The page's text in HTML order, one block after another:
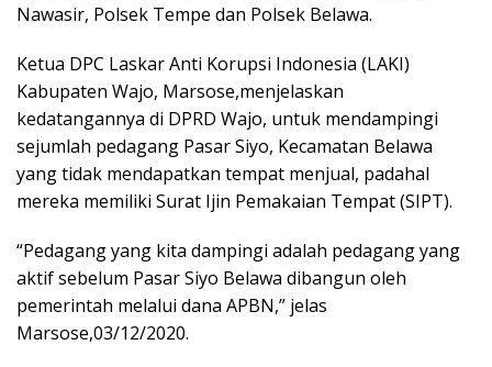
Nawasir, Polsek Tempe dan Polsek Belawa.
Ketua DPC Laskar Anti Korupsi Indonesia (LAKI)
Kabupaten Wajo, Marsose,menjelaskan
kedatangannya di DPRD Wajo, untuk mendampingi
sejumlah pedagang Pasar Siyo, Kecamatan Belawa
yang tidak mendapatkan tempat menjual, padahal
mereka memiliki Surat Ijin Pemakaian Tempat (SIPT).
“Pedagang yang kita dampingi adalah pedagang yang
aktif sebelum Pasar Siyo Belawa dibangun oleh
pemerintah melalui dana APBN,” jelas
Marsose,03/12/2020.